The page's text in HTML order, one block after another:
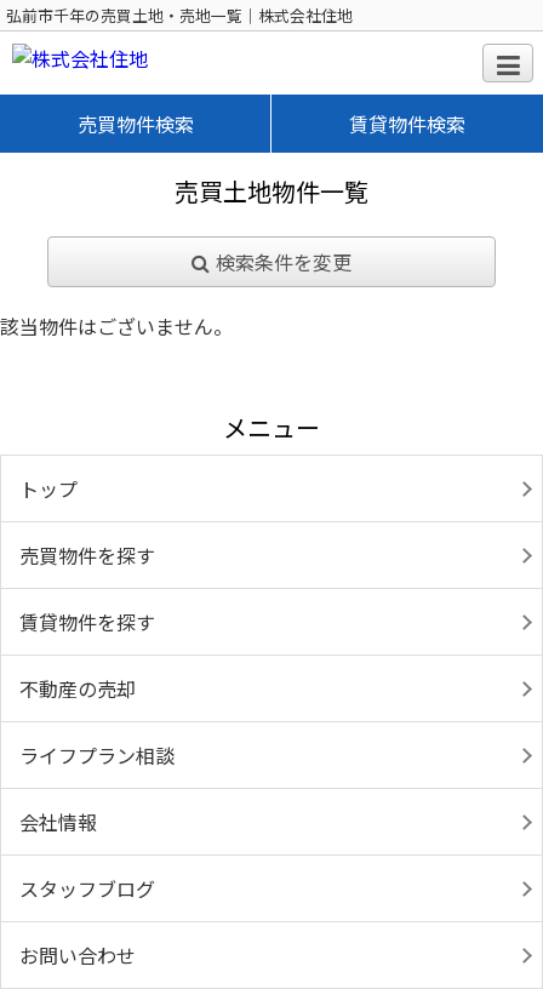
弘前市千年の売買土地・売地一覧｜株式会社住地
売買物件検索 賃貸物件検索
売買土地物件一覧
検索条件を変更
該当物件はございません。
メニュー
トップ
売買物件を探す
賃貸物件を探す
不動産の売却
ライフプラン相談
会社情報
スタッフブログ
お問い合わせ